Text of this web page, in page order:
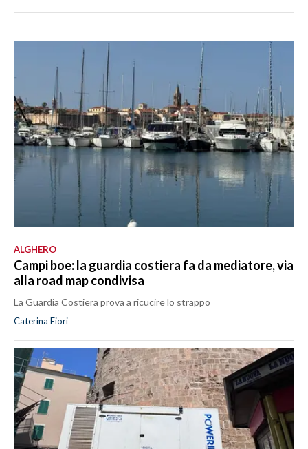
ALGHERO
Campi boe: la guardia costiera fa da mediatore, via
alla road map condivisa
La Guardia Costiera prova a ricucire lo strappo
Caterina Fiori